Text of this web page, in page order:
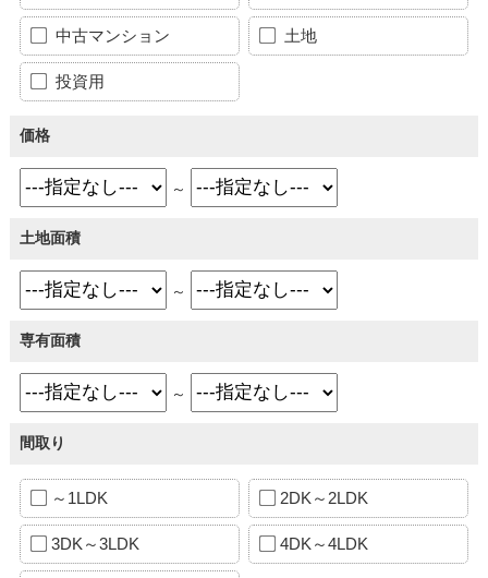
中古マンション 土地
投資用
価格
～
土地面積
～
専有面積
～
間取り
～1LDK 2DK～2LDK
3DK～3LDK 4DK～4LDK